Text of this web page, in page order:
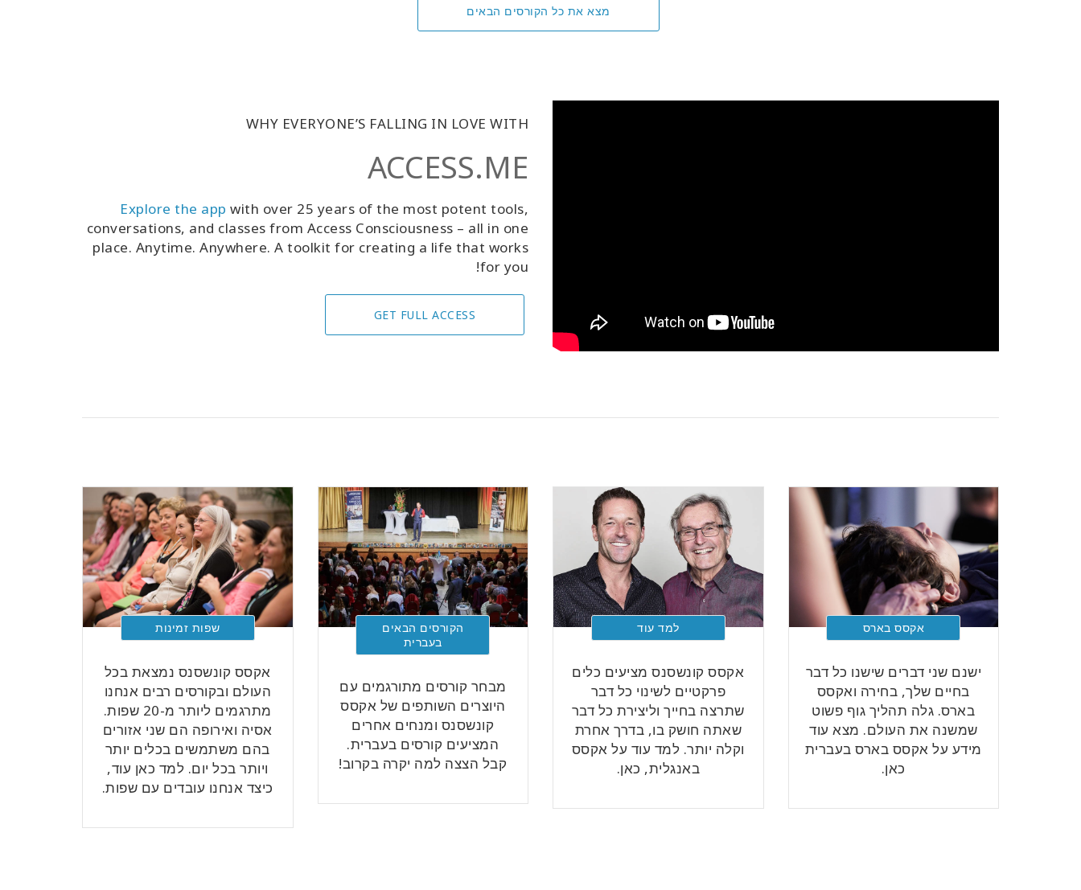
מצא את כל הקורסים הבאים
WHY EVERYONE’S FALLING IN LOVE WITH
ACCESS.ME
Explore the app with over 25 years of the most potent tools,
conversations, and classes from Access Consciousness – all in one
place. Anytime. Anywhere. A toolkit for creating a life that works
for you!
GET FULL ACCESS
שפות זמינות
אקסס קונשסנס נמצאת בכל
העולם ובקורסים רבים אנחנו
מתרגמים ליותר מ-20 שפות.
אסיה ואירופה הם שני אזורים
בהם משתמשים בכלים יותר
ויותר בכל יום. למד כאן עוד,
כיצד אנחנו עובדים עם שפות.
הקורסים הבאים
בעברית
מבחר קורסים מתורגמים עם
היוצרים השותפים של אקסס
קונשסנס ומנחים אחרים
המציעים קורסים בעברית.
קבל הצצה למה יקרה בקרוב!
למד עוד
אקסס קונשסנס מציעים כלים
פרקטיים לשינוי כל דבר
שתרצה בחייך וליצירת כל דבר
שאתה חושק בו, בדרך אחרת
וקלה יותר. למד עוד על אקסס
באנגלית, כאן.
אקסס בארס
ישנם שני דברים שישנו כל דבר
בחיים שלך, בחירה ואקסס
בארס. גלה תהליך גוף פשוט
שמשנה את העולם. מצא עוד
מידע על אקסס בארס בעברית
כאן.